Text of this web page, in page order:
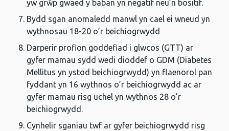
yw grŵp gwaed y baban yn negatif neu’n bositif.
Bydd sgan anomaledd manwl yn cael ei wneud yn
wythnosau 18-20 o’r beichiogrwydd
Darperir profion goddefiad i glwcos (GTT) ar
gyfer mamau sydd wedi dioddef o GDM (Diabetes
Mellitus yn ystod beichiogrwydd) yn flaenorol pan
fyddant yn 16 wythnos o’r beichiogrwydd ac ar
gyfer mamau risg uchel yn wythnos 28 o’r
beichiogrwydd.
Cynhelir sganiau twf ar gyfer beichiogrwydd risg